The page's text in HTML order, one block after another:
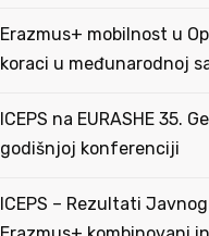
Erazmus+ mobilnost u
koraci u međunarodnoj
ICEPS na EURASHE 35.
godišnjoj konferenciji
ICEPS – Rezultati